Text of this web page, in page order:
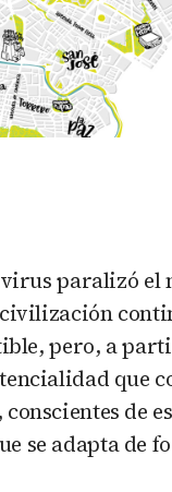
paralizó el
pero, a
que
de
se adapta de